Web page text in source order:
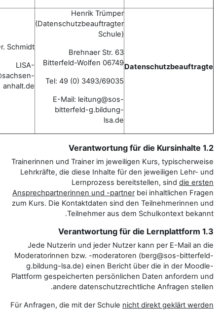
06749 Bitterfeld-Wolfen
LISA-
Datenschutzbeauftragter@sachsen-
anhalt.de
Trainerinnen und Trainer im
Lehrkräfte, die diese Inhalte
Lernprozess
Ansprechpartnerinnen und -
zum Kurs. Die Kontaktdaten sind
Teilnehmer aus
Jede Nutzerin und jeder
Moderatorinnen bzw. -
g.bildung-lsa.de) einen
Plattform gespeicherten
andere
Für Anfragen, die mit der Schule